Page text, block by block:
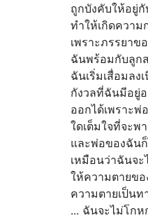
ถูกบังคับให้อยู่
ทำให้เกิดควา
เพราะภรรยาข
ฉันพร้อมกับลูก
ฉันเริ่มเสื่อมลง
กังวลที่ฉันมีอยู่
ออกได้เพราะ
ใดเต็มใจที่จะพ
และพ่อของฉัน
เหมือนว่าฉันจ
ให้ความตายข
ความตายเป็น
... ฉันจะไม่โก